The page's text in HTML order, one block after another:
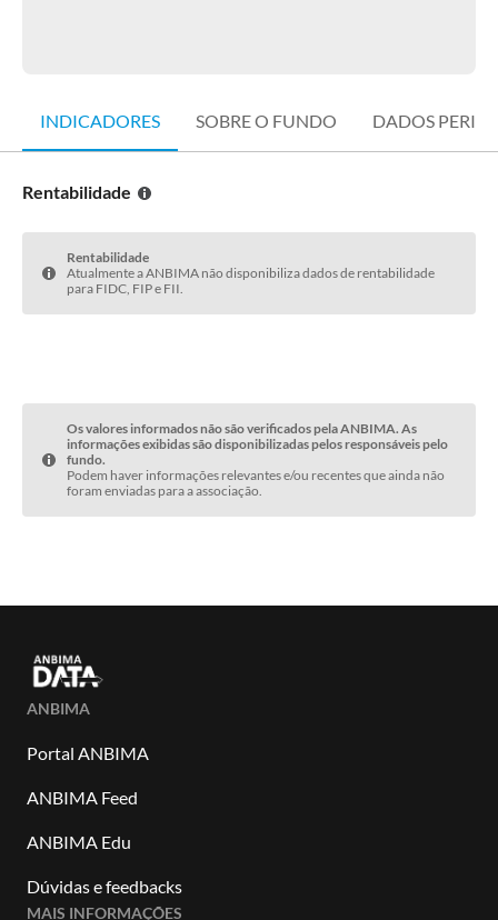
INDICADORES SOBRE O FUNDO DADOS
Rentabilidade
Rentabilidade
Atualmente a ANBIMA não disponibiliza dados de rentabilidade
para FIDC, FIP e FII.
Os valores informados não são verificados pela ANBIMA. As
informações exibidas são disponibilizadas pelos responsáveis pelo
fundo.
Podem haver informações relevantes e/ou recentes que ainda não
foram enviadas para a associação.
ANBIMA
Portal ANBIMA
ANBIMA Feed
ANBIMA Edu
Dúvidas e feedbacks
MAIS INFORMAÇÕES